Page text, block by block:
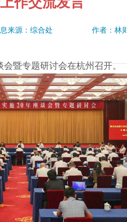
来源：综合处 作者：林
会暨专题研讨会在杭州召开。